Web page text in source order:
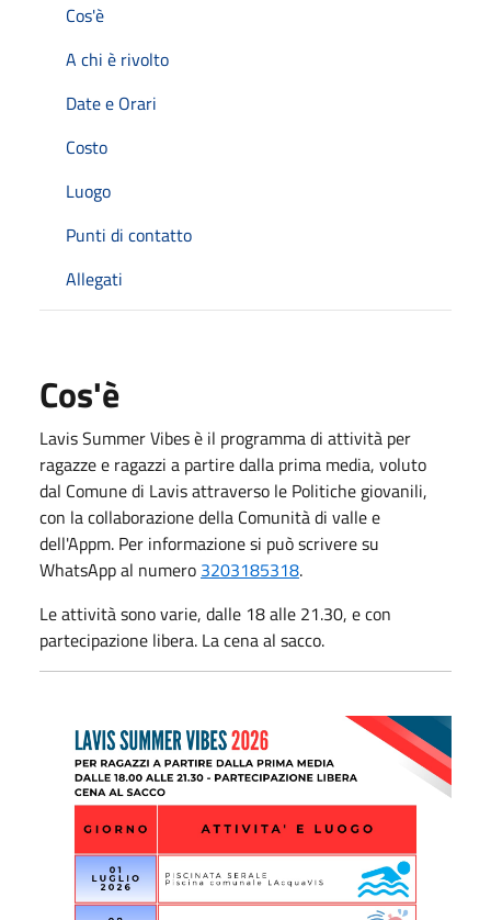
Cos'è
A chi è rivolto
Date e Orari
Costo
Luogo
Punti di contatto
Allegati
Cos'è
Lavis Summer Vibes è il programma di attività per
ragazze e ragazzi a partire dalla prima media, voluto
dal Comune di Lavis attraverso le Politiche giovanili,
con la collaborazione della Comunità di valle e
dell'Appm. Per informazione si può scrivere su
WhatsApp al numero 3203185318.
Le attività sono varie, dalle 18 alle 21.30, e con
partecipazione libera. La cena al sacco.